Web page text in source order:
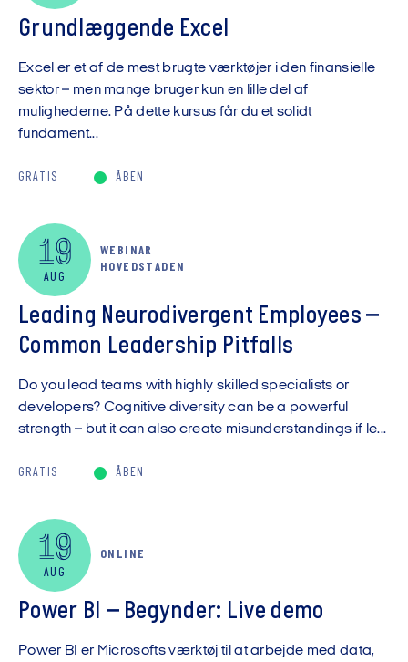
Grundlæggende Excel
Excel er et af de mest brugte værktøjer i den finansielle
sektor – men mange bruger kun en lille del af
mulighederne. På dette kursus får du et solidt
fundament...
GRATIS ÅBEN
19
AUG
WEBINAR
HOVEDSTADEN
Leading Neurodivergent Employees –
Common Leadership Pitfalls
Do you lead teams with highly skilled specialists or
developers? Cognitive diversity can be a powerful
strength – but it can also create misunderstandings if le...
GRATIS ÅBEN
19
AUG
ONLINE
Power BI – Begynder: Live demo
Power BI er Microsofts værktøj til at arbejde med data,